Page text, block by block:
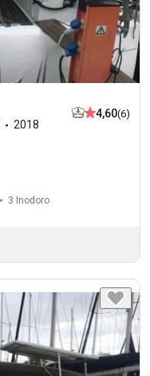
2018
4,60(6)
3 Inodoro